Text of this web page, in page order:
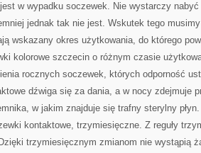
w wypadku soczewek. Nie wystarczy
jednak tak nie jest. Wskutek tego
wskazany okres użytkowania, do którego
kolorowe szczecin o różnym czasie
rocznych soczewek, których odporność
dźwiga się za dania, a w nocy zdejmuje
w jakim znajduje się trafny sterylny
kontaktowe, trzymiesięczne. Z reguły
trzymiesięcznym zmianom nie wystąpią